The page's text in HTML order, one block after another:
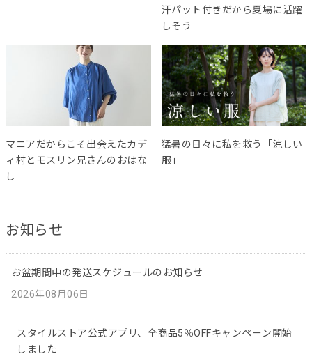
汗パット付きだから夏場に活躍
しそう
マニアだからこそ出会えたカデ
ィ村とモスリン兄さんのおはな
し
猛暑の日々に私を救う「涼しい
服」
お知らせ
お盆期間中の発送スケジュールのお知らせ
2026年08月06日
スタイルストア公式アプリ、全商品5％OFFキャンペーン開始
しました